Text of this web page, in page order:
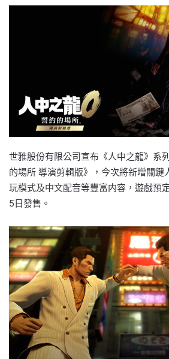
世雅股份有限公司宣布《人中之龍》系
的場所 導演剪輯版》，今次將新增關鍵
玩模式及中文配音等豐富内容，遊戲預
5日發售。